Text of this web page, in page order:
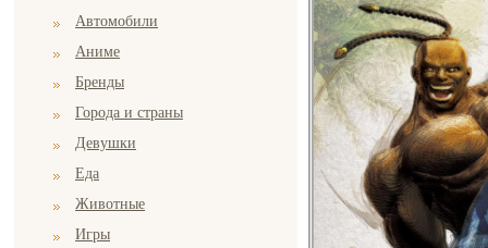
Автомобили
Аниме
Бренды
Города и страны
Девушки
Еда
Животные
Игры